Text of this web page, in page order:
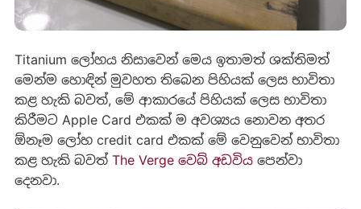
Titanium ලෝහය නිසාවෙන් මෙය ඉතාමත් ශක්තිමත්
මෙන්ම හොඳින් මුවහත තිබෙන පිහියක් ලෙස භාවිතා
කළ හැකි බවත්, මේ ආකාරයේ පිහියක් ලෙස භාවිතා
කිරීමට Apple Card එකක් ම අවශ්‍යය නොවන අතර
ඕනෑම ලෝහ credit card එකක් මේ වෙනුවෙන් භාවිතා
කළ හැකි බවත් The Verge වෙබ් අඩවියපෙන්වා
දෙනවා.